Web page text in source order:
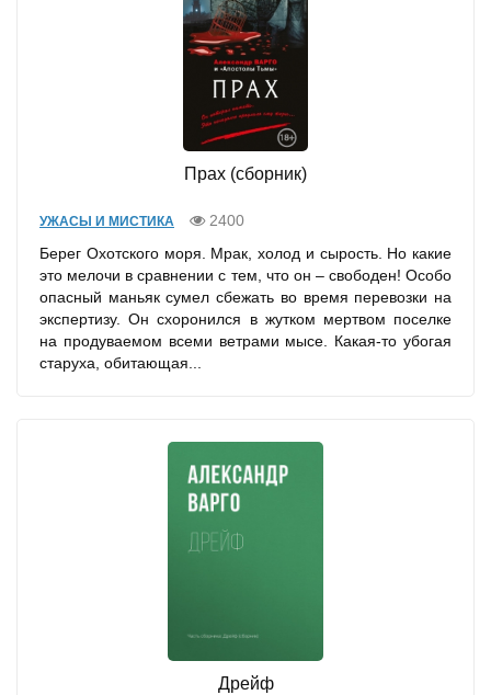
Прах (сборник)
УЖАСЫ И МИСТИКА
2400
Берег Охотского моря. Мрак, холод и сырость. Но какие
это мелочи в сравнении с тем, что он – свободен! Особо
опасный маньяк сумел сбежать во время перевозки на
экспертизу. Он схоронился в жутком мертвом поселке
на продуваемом всеми ветрами мысе. Какая-то убогая
старуха, обитающая...
Дрейф